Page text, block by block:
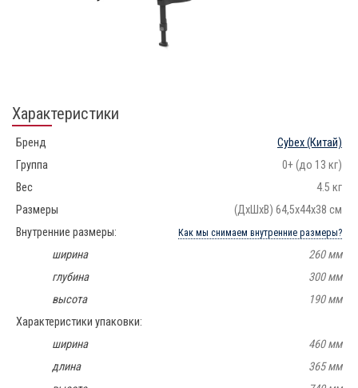
Характеристики
Бренд Cybex(Китай)
Группа
0+ (до 13 кг)
Вес
4.5 кг
Размеры
(ДхШхВ) 64,5х44х38 см
Внутренние размеры:
Как мы снимаем внутренние размеры?
ширина
260 мм
глубина
300 мм
высота
190 мм
Характеристики упаковки:
ширина
460 мм
длина
365 мм